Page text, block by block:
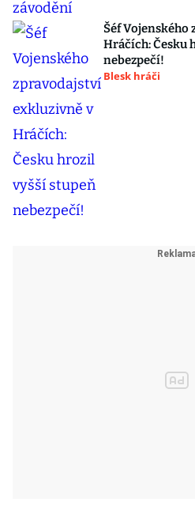
Šéf
Hráčích: Česku
nebezpečí!
Blesk hráči